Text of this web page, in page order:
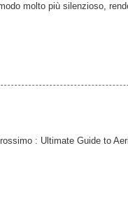
molto più silenzioso,
: Ultimate Guide to